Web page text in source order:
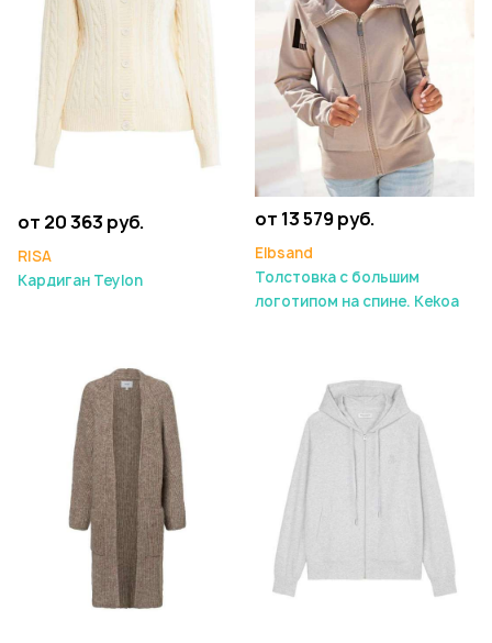
от 20 363 руб.
RISA
Кардиган Teylon
от 13 579 руб.
Elbsand
Толстовка с большим
логотипом на спине. Kekoa